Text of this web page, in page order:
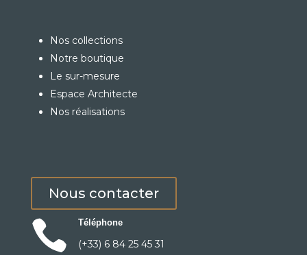
Nos collections
Notre boutique
Le sur-mesure
Espace Architecte
Nos réalisations
Nous contacter
 Téléphone
(+33) 6 84 25 45 31